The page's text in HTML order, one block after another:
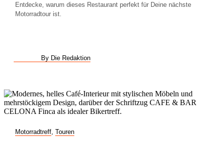
Entdecke, warum dieses Restaurant perfekt für Deine nächste
Motorradtour ist.
By Die Redaktion
Motorradtreff Touren